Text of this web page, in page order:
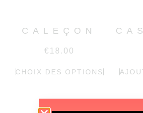
CALEÇON
€ 18.00
CHOIX DES OPTIONS